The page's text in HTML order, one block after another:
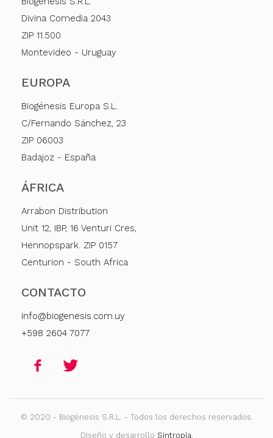
Divina Comedia 2043
ZIP 11.500
Montevideo - Uruguay
EUROPA
Biogénesis Europa S.L.
C/Fernando Sánchez, 23
ZIP 06003
Badajoz - España
ÁFRICA
Arrabon Distribution
Unit 12, IBP, 16 Venturi Cres,
Hennopspark. ZIP 0157
Centurion - South Africa
CONTACTO
info@biogenesis.com.uy
+598 2604 7077
© 2020 - Biogénesis S.R.L. - Todos los derechos reservados.
Diseño y desarrollo Sintropía